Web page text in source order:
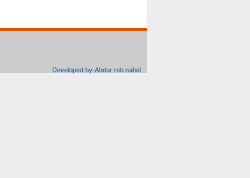
Developed by-Abdur rob nahid